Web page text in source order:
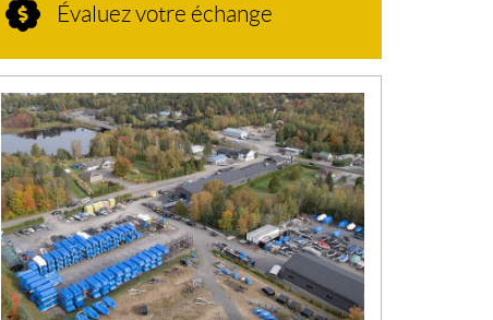
Évaluez votre échange
N
O
U
V
E
L
L
E
S